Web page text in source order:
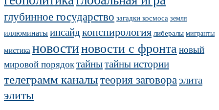
глубинное государство загадки космоса земля
иллюминатыинсайдконспирология либералы мигранты
мистика новостиновости с фронта новый
мировой порядоктайнытайны истории
телеграмм каналытеория заговораэлита
элиты